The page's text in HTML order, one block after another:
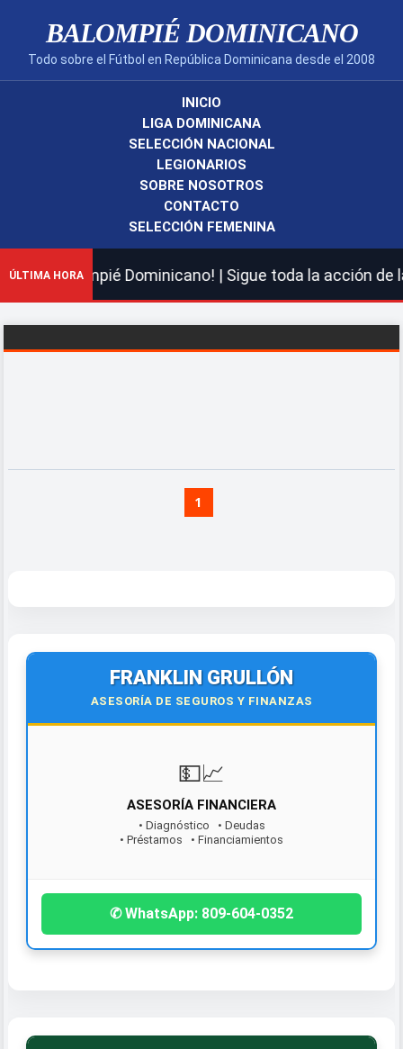
BALOMPIÉ DOMINICANO
Todo sobre el Fútbol en República Dominicana desde el 2008
INICIO
LIGA DOMINICANA
SELECCIÓN NACIONAL
LEGIONARIOS
SOBRE NOSOTROS
CONTACTO
SELECCIÓN FEMENINA
ÚLTIMA HORA
Balompié Dominicano! | Sigue toda la acción de la
1
FRANKLIN GRULLÓN
ASESORÍA DE SEGUROS Y FINANZAS
💵📈
ASESORÍA FINANCIERA
• Diagnóstico • Deudas
• Préstamos • Financiamientos
¡Contáctanos hoy!
✆ WhatsApp: 809-604-0352